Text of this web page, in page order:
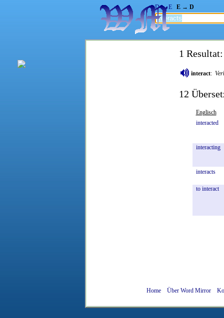
D → E E → D
1 Resultat:
interact:
12
Englisch
interacted
interacting
interacts
to interact
Home Über Word Mirror